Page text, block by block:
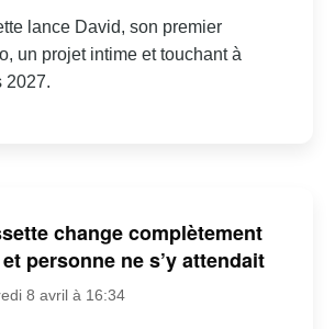
lance David, son premier
un projet intime et touchant à
2027.
change complètement
personne ne s’y attendait
8 avril à 16:34